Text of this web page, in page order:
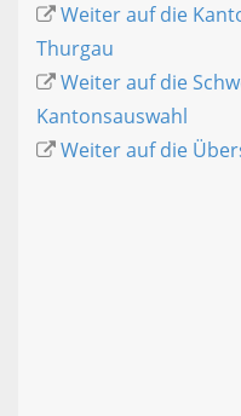
Weiter auf die
Thurgau
Weiter auf die
Kantonsauswahl
Weiter auf die